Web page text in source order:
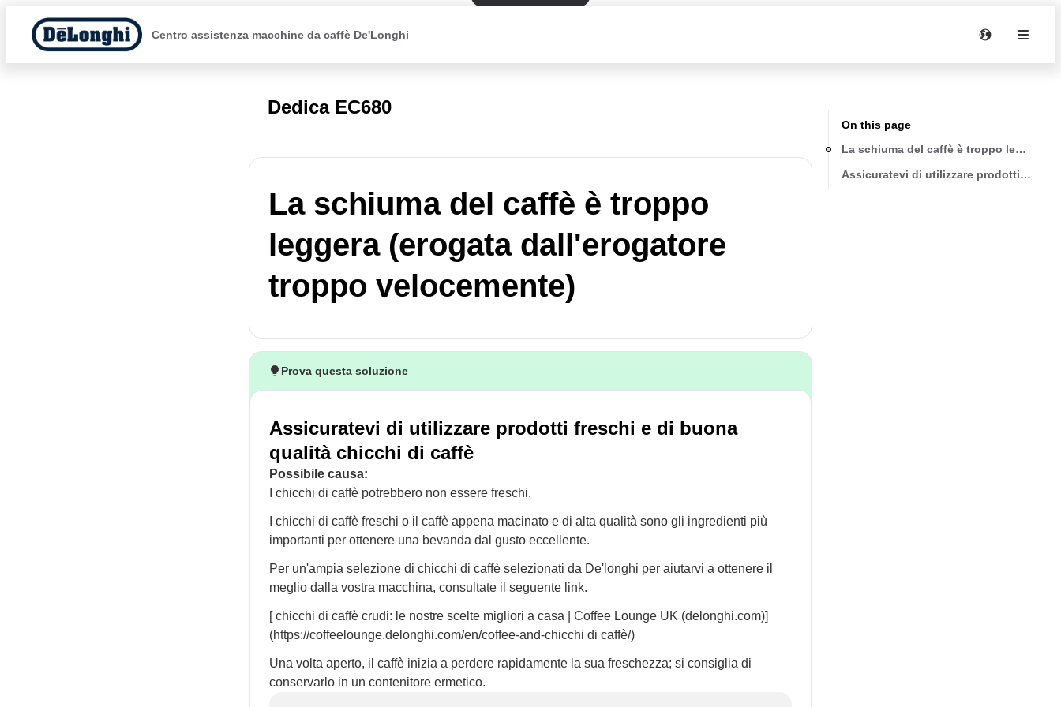
Centro assistenza macchine da caffè De'Longhi
Dedica EC680
La schiuma del caffè è troppo
leggera (erogata dall'erogatore
troppo velocemente)
Prova questa soluzione
Assicuratevi di utilizzare prodotti freschi e di buona
qualità chicchi di caffè
Possibile causa:
I chicchi di caffè potrebbero non essere freschi.
I chicchi di caffè freschi o il caffè appena macinato e di alta qualità sono gli ingredienti più
importanti per ottenere una bevanda dal gusto eccellente.
Per un'ampia selezione di chicchi di caffè selezionati da De'longhi per aiutarvi a ottenere il
meglio dalla vostra macchina, consultate il seguente link.
[ chicchi di caffè crudi: le nostre scelte migliori a casa | Coffee Lounge UK (delonghi.com)]
(https://coffeelounge.delonghi.com/en/coffee-and-chicchi di caffè/)
Una volta aperto, il caffè inizia a perdere rapidamente la sua freschezza; si consiglia di
conservarlo in un contenitore ermetico.
On this page
La schiuma del caffè è troppo leggera
Assicuratevi di utilizzare prodotti